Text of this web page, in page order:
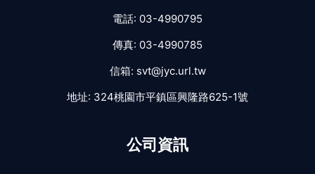
電話: 03-4990795
傳真: 03-4990785
信箱: svt@jyc.url.tw
地址: 324桃園市平鎮區興隆路625-1號
公司資訊